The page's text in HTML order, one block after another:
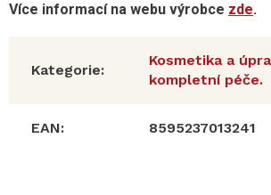
Více informací na webu výrobce zde.
Kategorie:
Kosmetika a
kompletní péče.
EAN: 8595237013241